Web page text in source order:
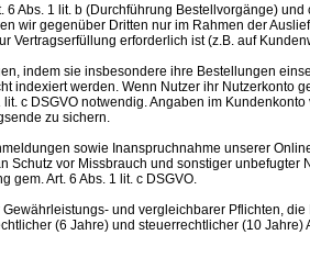
6 Abs. 1 lit. b (Durchführung Bestellvorgänge)
wir gegenüber Dritten nur im Rahmen der
Vertragserfüllung erforderlich ist (z.B. auf
indem sie insbesondere ihre Bestellungen
indexiert werden. Wenn Nutzer ihr
lit. c DSGVO notwendig. Angaben im
zu sichern.
sowie Inanspruchnahme unserer
Schutz vor Missbrauch und sonstiger
gem. Art. 6 Abs. 1 lit. c DSGVO.
und vergleichbarer Pflichten,
(6 Jahre) und steuerrechtlicher (10 Jahre)